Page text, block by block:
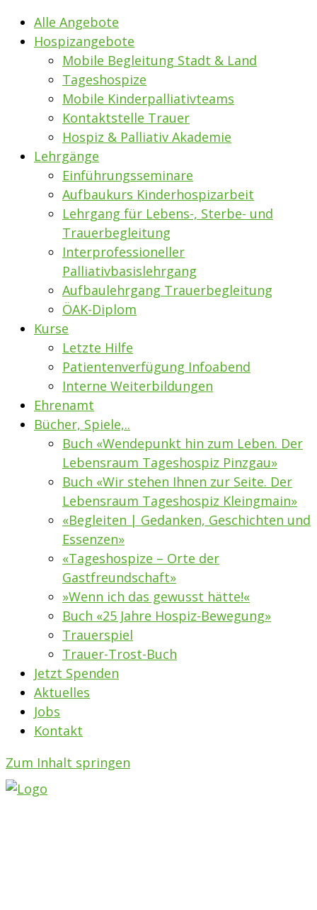
Alle Angebote
Hospizangebote
Mobile Begleitung Stadt & Land
Tageshospize
Mobile Kinderpalliativteams
Kontaktstelle Trauer
Hospiz & Palliativ Akademie
Lehrgänge
Einführungsseminare
Aufbaukurs Kinderhospizarbeit
Lehrgang für Lebens-, Sterbe- und
Trauerbegleitung
Interprofessioneller
Palliativbasislehrgang
Aufbaulehrgang Trauerbegleitung
ÖAK-Diplom
Kurse
Letzte Hilfe
Patientenverfügung Infoabend
Interne Weiterbildungen
Ehrenamt
Bücher, Spiele,..
Buch «Wendepunkt hin zum Leben. Der
Lebensraum Tageshospiz Pinzgau»
Buch «Wir stehen Ihnen zur Seite. Der
Lebensraum Tageshospiz Kleingmain»
«Begleiten | Gedanken, Geschichten und
Essenzen»
«Tageshospize – Orte der
Gastfreundschaft»
»Wenn ich das gewusst hätte!«
Buch «25 Jahre Hospiz-Bewegung»
Trauerspiel
Trauer-Trost-Buch
Jetzt Spenden
Aktuelles
Jobs
Kontakt
Zum Inhalt springen